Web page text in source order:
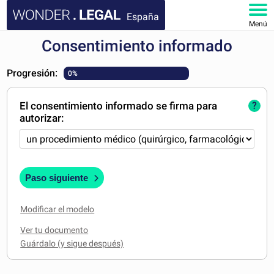
España
Menú
INICIO
DOCUMENTOS
FAQ
MI CUENTA
Consentimiento informado
Progresión: 0%
El consentimiento informado se firma para
autorizar:
?
Paso siguiente
Modificar el modelo
Ver tu documento